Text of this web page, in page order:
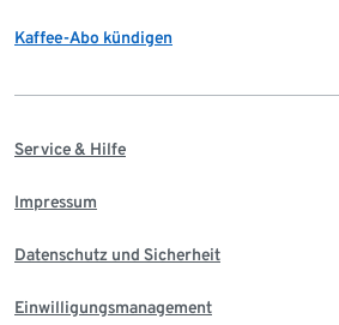
Kaffee-Abo kündigen
Service & Hilfe
Impressum
Datenschutz und Sicherheit
Einwilligungsmanagement